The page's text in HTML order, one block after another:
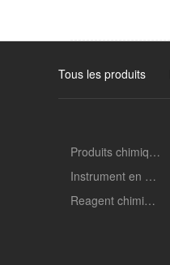
Tous les produits
Produits chimiques
Instrument en verre
Reagent chimique